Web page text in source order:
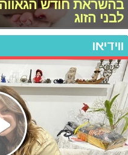
בהשראת חודש
לבני הזוג
ווידיאו